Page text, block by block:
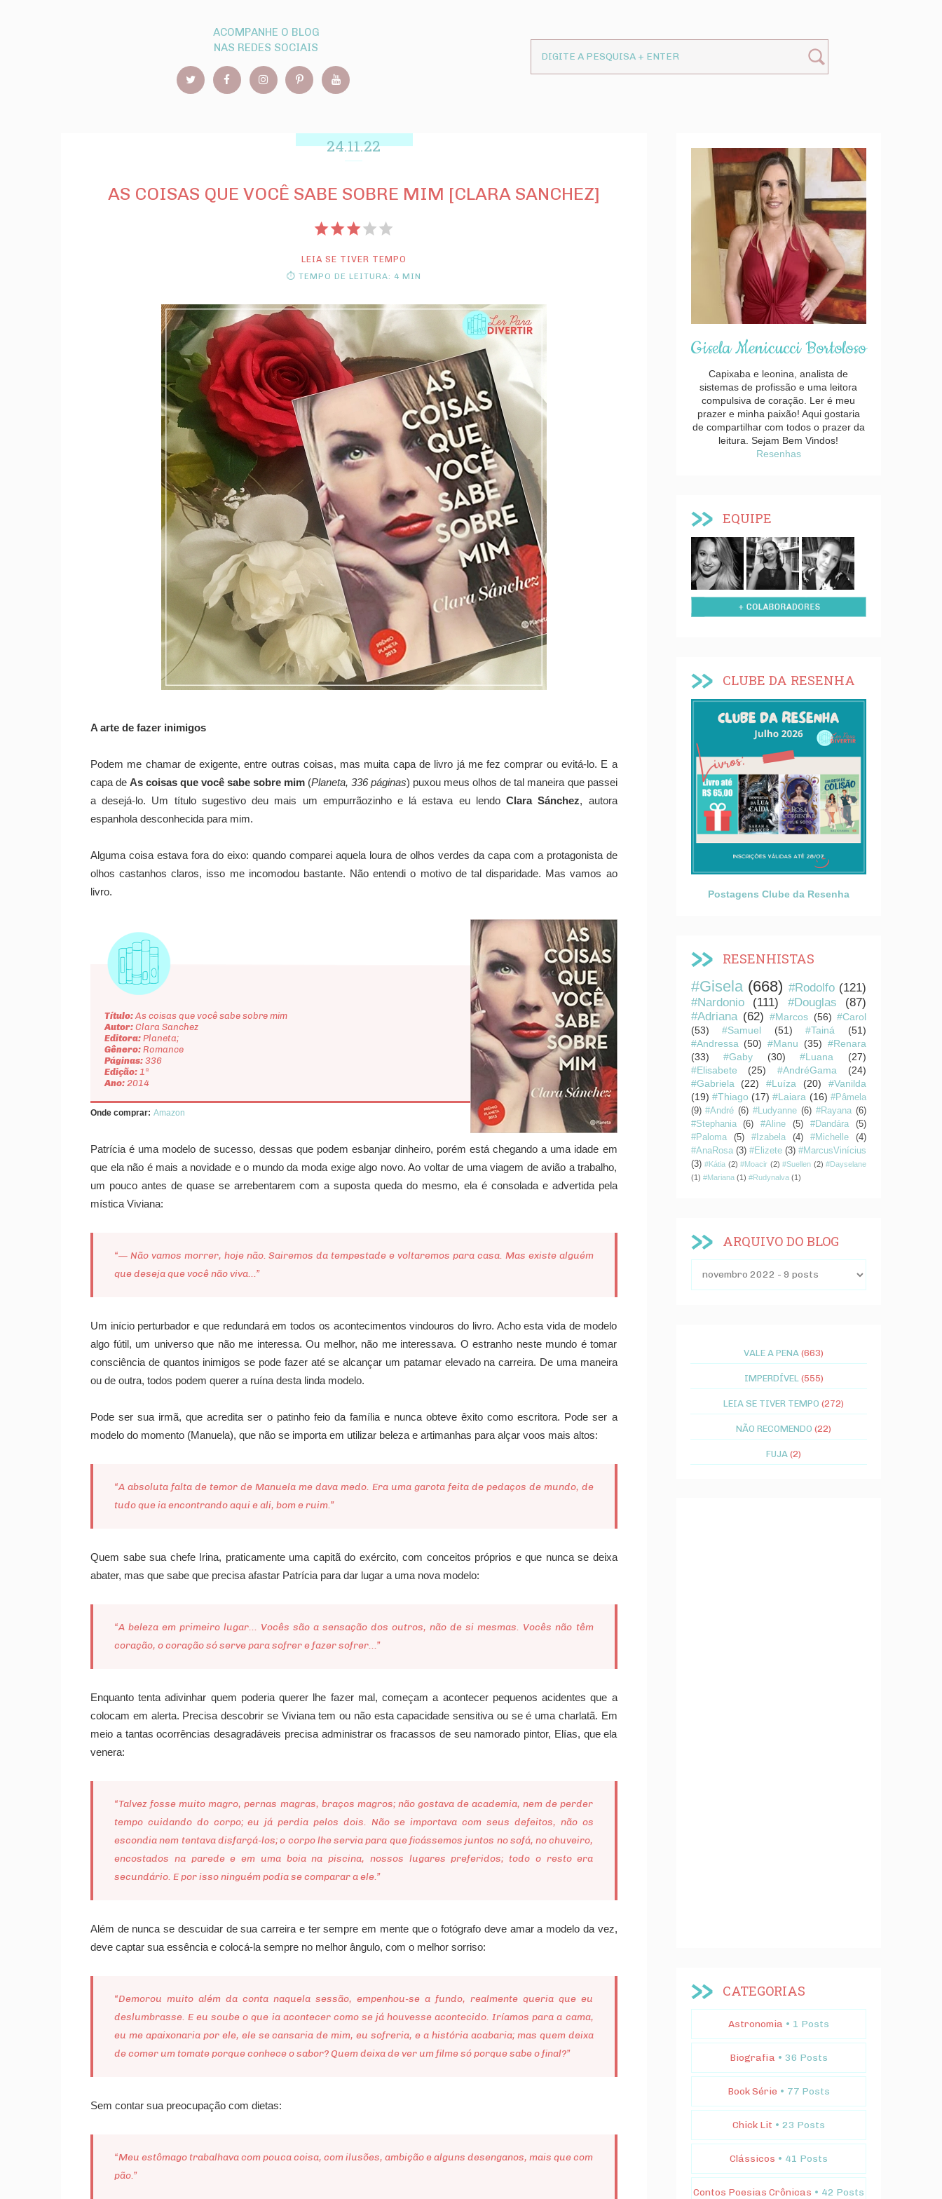
ACOMPANHE O BLOG
NAS REDES SOCIAIS
24.11.22
AS COISAS QUE VOCÊ SABE SOBRE MIM [CLARA SANCHEZ]
LEIA SE TIVER TEMPO
⏱ TEMPO DE LEITURA: 4 MIN
A arte de fazer inimigos
Podem me chamar de exigente, entre outras coisas, mas muita capa de livro já me fez comprar ou evitá-lo. E a
capa deAs coisas que você sabe sobre mim (Planeta, 336 páginas) puxou meus olhos de tal maneira que passei
a desejá-lo. Um título sugestivo deu mais um empurrãozinho e lá estava eu lendoClara Sánchez, autora
espanhola desconhecida para mim.
Alguma coisa estava fora do eixo: quando comparei aquela loura de olhos verdes da capa com a protagonista de
olhos castanhos claros, isso me incomodou bastante. Não entendi o motivo de tal disparidade. Mas vamos ao
livro.
Título:As coisas que você sabe sobre mim
Autor:Clara Sanchez
Editora:Planeta;
Gênero:Romance
Páginas:336
Edição:1ª
Ano:2014
Onde comprar: Amazon
Patrícia é uma modelo de sucesso, dessas que podem esbanjar dinheiro, porém está chegando a uma idade em
que ela não é mais a novidade e o mundo da moda exige algo novo. Ao voltar de uma viagem de avião a trabalho,
um pouco antes de quase se arrebentarem com a suposta queda do mesmo, ela é consolada e advertida pela
mística Viviana:
“— Não vamos morrer, hoje não. Sairemos da tempestade e voltaremos para casa. Mas existe alguém
que deseja que você não viva...”
Um início perturbador e que redundará em todos os acontecimentos vindouros do livro. Acho esta vida de modelo
algo fútil, um universo que não me interessa. Ou melhor, não me interessava. O estranho neste mundo é tomar
consciência de quantos inimigos se pode fazer até se alcançar um patamar elevado na carreira. De uma maneira
ou de outra, todos podem querer a ruína desta linda modelo.
Pode ser sua irmã, que acredita ser o patinho feio da família e nunca obteve êxito como escritora. Pode ser a
modelo do momento (Manuela), que não se importa em utilizar beleza e artimanhas para alçar voos mais altos:
“A absoluta falta de temor de Manuela me dava medo. Era uma garota feita de pedaços de mundo, de
tudo que ia encontrando aqui e ali, bom e ruim.”
Quem sabe sua chefe Irina, praticamente uma capitã do exército, com conceitos próprios e que nunca se deixa
abater, mas que sabe que precisa afastar Patrícia para dar lugar a uma nova modelo:
“A beleza em primeiro lugar... Vocês são a sensação dos outros, não de si mesmas. Vocês não têm
coração, o coração só serve para sofrer e fazer sofrer...”
Enquanto tenta adivinhar quem poderia querer lhe fazer mal, começam a acontecer pequenos acidentes que a
colocam em alerta. Precisa descobrir se Viviana tem ou não esta capacidade sensitiva ou se é uma charlatã. Em
meio a tantas ocorrências desagradáveis precisa administrar os fracassos de seu namorado pintor, Elías, que ela
venera:
“Talvez fosse muito magro, pernas magras, braços magros; não gostava de academia, nem de perder
tempo cuidando do corpo; eu já perdia pelos dois. Não se importava com seus defeitos, não os
escondia nem tentava disfarçá-los; o corpo lhe servia para que ficássemos juntos no sofá, no chuveiro,
encostados na parede e em uma boia na piscina, nossos lugares preferidos; todo o resto era
secundário. E por isso ninguém podia se comparar a ele.”
Além de nunca se descuidar de sua carreira e ter sempre em mente que o fotógrafo deve amar a modelo da vez,
deve captar sua essência e colocá-la sempre no melhor ângulo, com o melhor sorriso:
“Demorou muito além da conta naquela sessão, empenhou-se a fundo, realmente queria que eu
deslumbrasse. E eu soube o que ia acontecer como se já houvesse acontecido. Iríamos para a cama,
eu me apaixonaria por ele, ele se cansaria de mim, eu sofreria, e a história acabaria; mas quem deixa
de comer um tomate porque conhece o sabor? Quem deixa de ver um filme só porque sabe o final?”
Sem contar sua preocupação com dietas:
“Meu estômago trabalhava com pouca coisa, com ilusões, ambição e alguns desenganos, mais que com
pão.”
Gisela Menicucci Bortoloso
Capixaba e leonina, analista de
sistemas de profissão e uma leitora
compulsiva de coração. Ler é meu
prazer e minha paixão! Aqui gostaria
de compartilhar com todos o prazer da
leitura. Sejam Bem Vindos!
Resenhas
EQUIPE
CLUBE DA RESENHA
Postagens Clube da Resenha
RESENHISTAS
#Gisela (668) #Rodolfo (121)
#Nardonio
(111) #Douglas
(87)
#Adriana (62) #Marcos (56) #Carol
(53)
#Samuel (51) #Tainá
(51)
#Andressa (50) #Manu (35) #Renara
(33)
#Gaby (30) #Luana
(27)
#Elisabete
(25) #AndréGama
(24)
#Gabriela
(22) #Luíza (20)
#Vanilda
(19) #Thiago (17) #Laiara (16) #Pâmela
(9) #André (6) #Ludyanne (6) #Rayana (6)
#Stephania
(6) #Aline (5) #Dandára
(5)
#Paloma
(5) #Izabela (4) #Michelle
(4)
#AnaRosa (3) #Elizete (3) #MarcusVinícius
(3) #Kátia (2) #Moacir (2) #Suellen (2) #Dayselane
(1) #Mariana (1) #Rudynalva (1)
ARQUIVO DO BLOG
VALE A PENA (663)
IMPERDÍVEL (555)
LEIA SE TIVER TEMPO (272)
NÃO RECOMENDO (22)
FUJA (2)
CATEGORIAS
Astronomia • 1 Posts
Biografia • 36 Posts
Book Série • 77 Posts
Chick Lit • 23 Posts
Clássicos • 41 Posts
Contos Poesias Crônicas • 42 Posts